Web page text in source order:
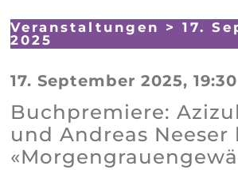
Veranstaltungen > 17.
2025
17. September 2025,
Buchpremiere:
und Andreas Neeser